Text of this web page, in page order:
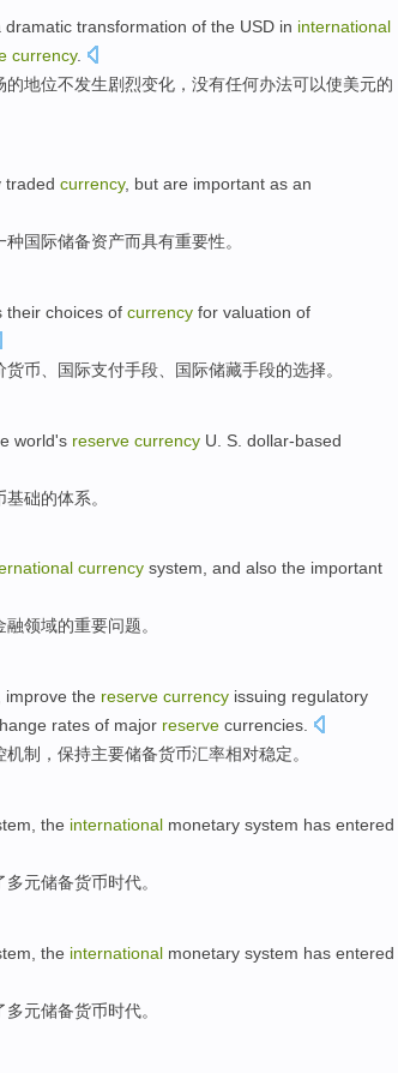
dramatic transformation of the USD in international
currency.
的地位不发生剧烈变化 ，没有任何办法可以使美元的
traded currency, but are important as an
种国际储备资产而具有重要性。
their choices of currency for valuation of
货币 、国际支付手段 、国际储藏手段的选择。
world's reserve currency U. S. dollar-based
基础的体系。
currency system, and also the important
融领域的重要问题。
improve the reserve currency issuing regulatory
rates of major reserve currencies
机制 ， 保持主要储备货币汇率相对稳定。
the international monetary system has entered
多元储备货币时代。
the international monetary system has entered
多元储备货币时代。